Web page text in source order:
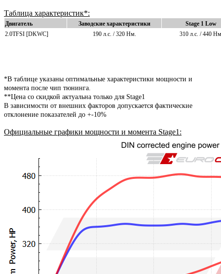
Таблица характеристик*:
Двигатель Заводские характеристики
Stage 1 Low
2.0TFSI [DKWC]
190 л.с. / 320 Нм. 310 л.с. / 440
*В таблице указаны оптимальные характеристики мощности и
момента после чип тюнинга.
**Цена со скидкой актуальна только для Stage1
В зависимости от внешних факторов допускается фактические
отклонение показателей до +-10%
Официальные графики мощности и момента Stage1 :